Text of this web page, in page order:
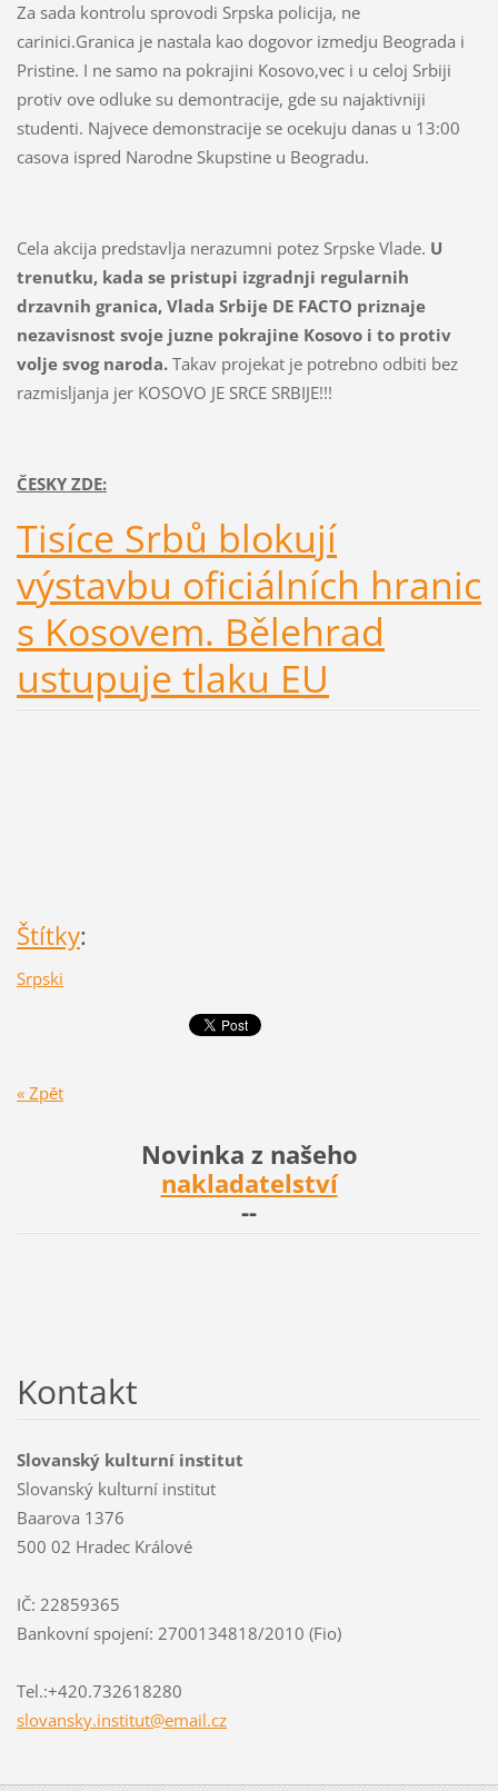
Za sada kontrolu sprovodi Srpska policija, ne
carinici.Granica je nastala kao dogovor izmedju Beograda i
Pristine. I ne samo na pokrajini Kosovo,vec i u celoj Srbiji
protiv ove odluke su demontracije, gde su najaktivniji
studenti. Najvece demonstracije se ocekuju danas u 13:00
casova ispred Narodne Skupstine u Beogradu.
Cela akcija predstavlja nerazumni potez Srpske Vlade. U
trenutku, kada se pristupi izgradnji regularnih
drzavnih granica, Vlada Srbije DE FACTO priznaje
nezavisnost svoje juzne pokrajine Kosovo i to protiv
volje svog naroda.Takav projekat je potrebno odbiti bez
razmisljanja jer KOSOVO JE SRCE SRBIJE!!!
ČESKY ZDE:
Tisíce Srbů blokují
výstavbu oficiálních hranic
s Kosovem. Bělehrad
ustupuje tlaku EU
Štítky:
Srpski
« Zpět
Novinka z našeho
nakladatelství
--
Kontakt
Slovanský kulturní institut
Slovanský kulturní institut
Baarova 1376
500 02 Hradec Králové
IČ: 22859365
Bankovní spojení: 2700134818/2010 (Fio)
Tel.:+420.732618280
slovansky.institut@email.cz